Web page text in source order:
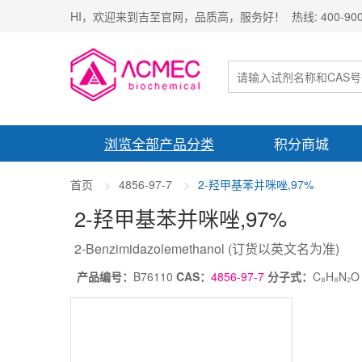
HI，欢迎来到吉至官网，品质高，服务好！ 热线: 400-
浏览全部产品分类 积分商城
首页 4856-97-7 2-羟甲基苯并咪唑,97%
2-羟甲基苯并咪唑,97%
2-Benzimidazolemethanol (订货以英文名为准)
产品编号： B76110 CAS： 4856-97-7 分子式： C₈H₈N₂O